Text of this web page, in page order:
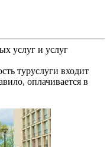
услуг и услуг
туруслуги входит
оплачивается в